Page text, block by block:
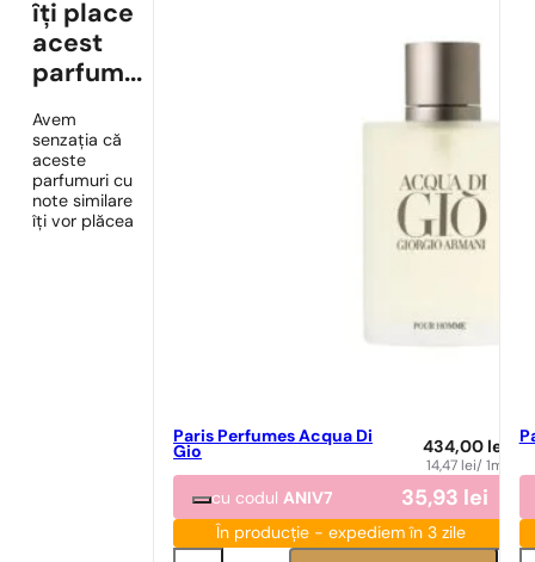
îți place
acest
parfum...
Avem
senzația că
aceste
parfumuri cu
note similare
îți vor plăcea
Paris Perfumes Acqua Di
Gio
434,00 lei
14,47 lei/ 1ml
cu codulANIV7 35,93 lei
În producție - expediem în 3 zile